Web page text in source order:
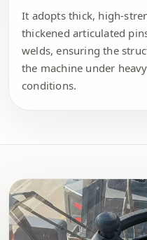
It adopts thick, high-
thickened articulated
welds, ensuring the
the machine under
conditions.